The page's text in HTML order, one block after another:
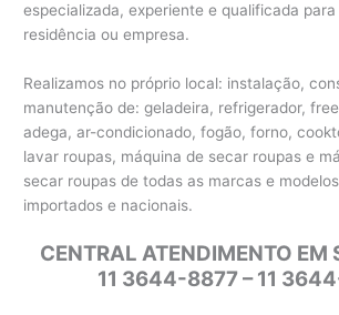
especializada, experiente e qualificada
residência ou empresa.
Realizamos no próprio local: instalação,
manutenção de: geladeira, refrigerador,
adega, ar-condicionado, fogão, forno,
lavar roupas, máquina de secar roupas e
secar roupas de todas as marcas e
importados e nacionais.
CENTRAL ATENDIMENTO EM
11 3644-8877 – 11